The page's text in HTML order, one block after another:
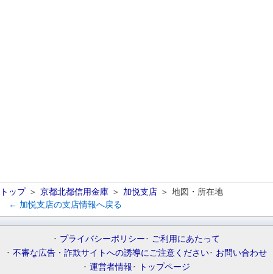
トップ 京都北都信用金庫 加悦支店
地図・所在地
← 加悦支店の支店情報へ戻る
プライバシーポリシー
ご利用にあたって
不審な広告・詐欺サイトへの誘導にご注意ください
お問い合わせ
運営者情報
トップページ